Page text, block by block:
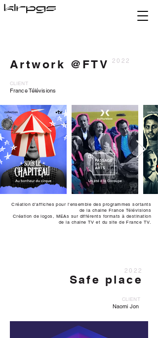
Artwork @FTV 2022
CLIENT
France Télévisions
Création d'affiches pour l'ensemble des programmes sortants
de la chaine France Télévisions
Création de logos, MEAs sur différents formats à destination
de la chaine TV et du site de France TV.
Safe place
2022
CLIENT
Naomi Jon